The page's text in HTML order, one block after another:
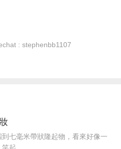
: stephenbb1107
七毫米帶狀隆起物，看來好像一